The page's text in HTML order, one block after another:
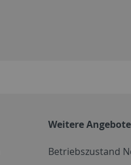
Weitere Angebote
Betriebszustand